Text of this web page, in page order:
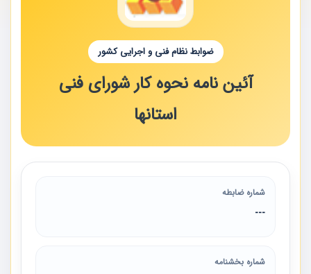
ضوابط نظام فنی و اجرایی کشور
آئین نامه نحوه کار شورای فنی
استانها
شماره ضابطه
---
شماره بخشنامه